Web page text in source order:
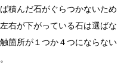
積んだ石がぐらつかないため
右が下がっている石は選ばな
箇所が１つか４つにならない